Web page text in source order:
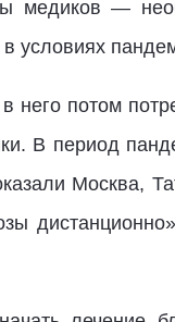
медиков —
условиях
потом
В период
Москва,